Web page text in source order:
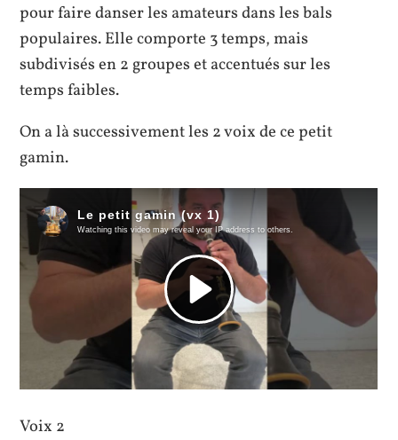
pour faire danser les amateurs dans les bals
populaires. Elle comporte 3 temps, mais
subdivisés en 2 groupes et accentués sur les
temps faibles.
On a là successivement les 2 voix de ce petit
gamin.
Voix 2